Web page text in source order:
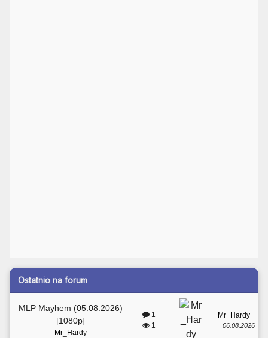
Ostatnio na forum
MLP Mayhem (05.08.2026)
[1080p]
Mr_Hardy
1
1
Mr_Hardy
06.08.2026